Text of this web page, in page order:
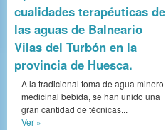
cualidades terapéuticas de
las aguas de Balneario
Vilas del Turbón en la
provincia de Huesca.
A la tradicional toma de agua minero
medicinal bebida, se han unido una
gran cantidad de técnicas...
Ver »